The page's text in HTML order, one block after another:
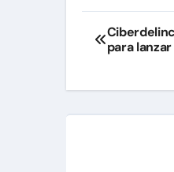
depara